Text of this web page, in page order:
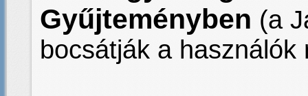
Gyűjteményben (a
bocsátják a használók